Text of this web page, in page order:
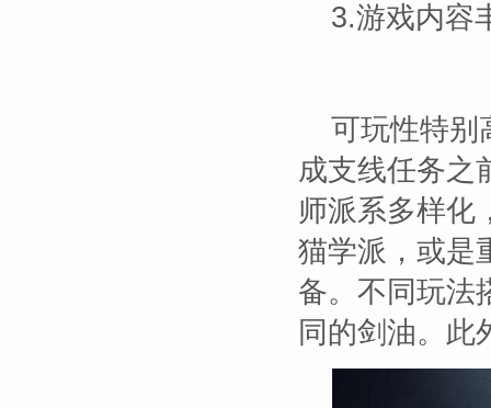
3.游戏内容
可玩性特别
成支线任务之
师派系多样化
猫学派，或是
备。不同玩法
同的剑油。此